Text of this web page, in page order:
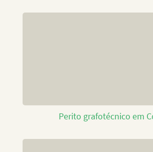
Perito grafotécnico em